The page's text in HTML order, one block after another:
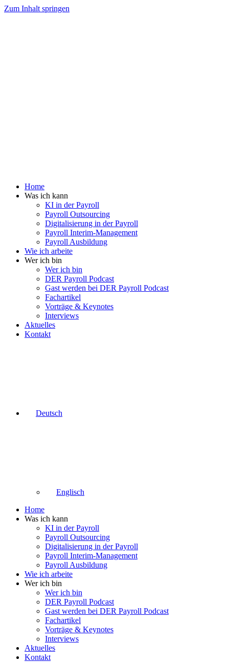
Zum Inhalt springen
Home
Was ich kann
KI in der Payroll
Payroll Outsourcing
Digitalisierung in der Payroll
Payroll Interim-Management
Payroll Ausbildung
Wie ich arbeite
Wer ich bin
Wer ich bin
DER Payroll Podcast
Gast werden bei DER Payroll Podcast
Fachartikel
Vorträge & Keynotes
Interviews
Aktuelles
Kontakt
Deutsch
Englisch
Home
Was ich kann
KI in der Payroll
Payroll Outsourcing
Digitalisierung in der Payroll
Payroll Interim-Management
Payroll Ausbildung
Wie ich arbeite
Wer ich bin
Wer ich bin
DER Payroll Podcast
Gast werden bei DER Payroll Podcast
Fachartikel
Vorträge & Keynotes
Interviews
Aktuelles
Kontakt